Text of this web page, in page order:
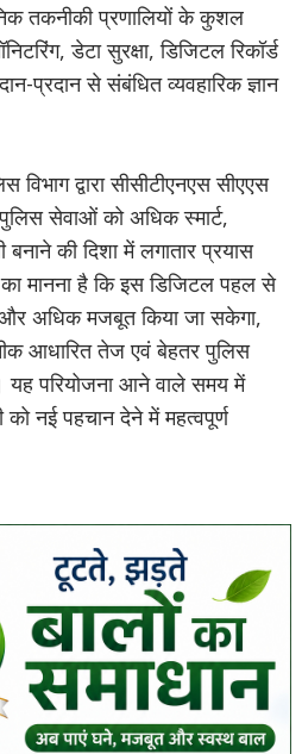
तकनीकी प्रणालियों के कुशल
डेटा सुरक्षा, डिजिटल रिकॉर्ड
प्रदान से संबंधित व्यवहारिक ज्ञान
द्वारा सीसीटीएनएस सीएएस
सेवाओं को अधिक स्मार्ट,
बनाने की दिशा में लगातार प्रयास
मानना है कि इस डिजिटल पहल से
अधिक मजबूत किया जा सकेगा,
आधारित तेज एवं बेहतर पुलिस
परियोजना आने वाले समय में
को नई पहचान देने में महत्वपूर्ण